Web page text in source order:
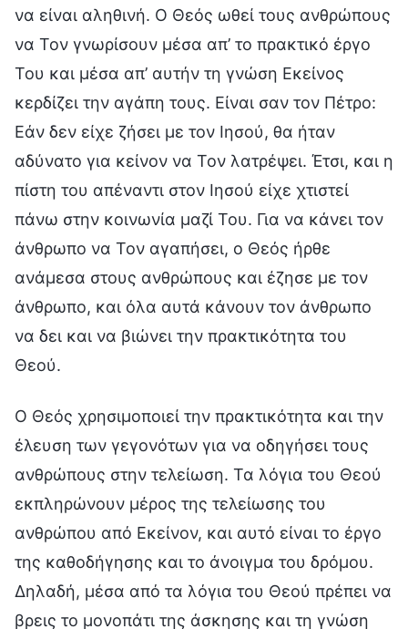
να είναι αληθινή. Ο Θεός ωθεί τους ανθρώπους
να Τον γνωρίσουν μέσα απ’ το πρακτικό έργο
Του και μέσα απ’ αυτήν τη γνώση Εκείνος
κερδίζει την αγάπη τους. Είναι σαν τον Πέτρο:
Εάν δεν είχε ζήσει με τον Ιησού, θα ήταν
αδύνατο για κείνον να Τον λατρέψει. Έτσι, και η
πίστη του απέναντι στον Ιησού είχε χτιστεί
πάνω στην κοινωνία μαζί Του. Για να κάνει τον
άνθρωπο να Τον αγαπήσει, ο Θεός ήρθε
ανάμεσα στους ανθρώπους και έζησε με τον
άνθρωπο, και όλα αυτά κάνουν τον άνθρωπο
να δει και να βιώνει την πρακτικότητα του
Θεού.
Ο Θεός χρησιμοποιεί την πρακτικότητα και την
έλευση των γεγονότων για να οδηγήσει τους
ανθρώπους στην τελείωση. Τα λόγια του Θεού
εκπληρώνουν μέρος της τελείωσης του
ανθρώπου από Εκείνον, και αυτό είναι το έργο
της καθοδήγησης και το άνοιγμα του δρόμου.
Δηλαδή, μέσα από τα λόγια του Θεού πρέπει να
βρεις το μονοπάτι της άσκησης και τη γνώση